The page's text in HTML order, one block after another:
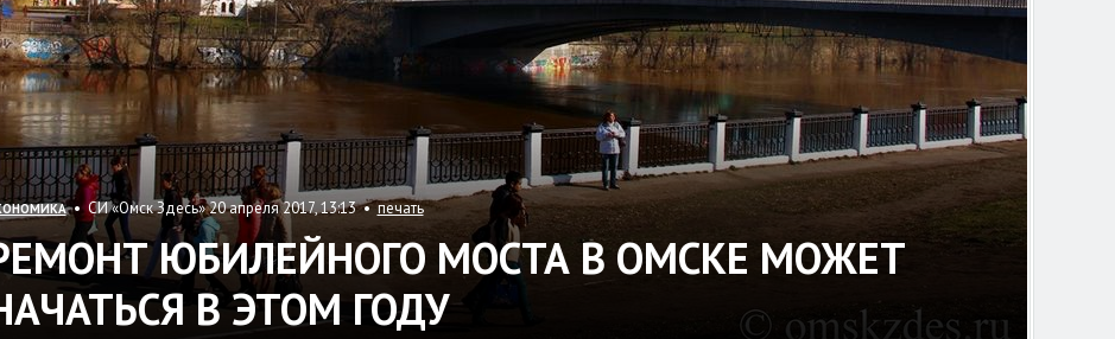
• СИ «Омск Здесь» 20 апреля 2017, 13:13 •печать
ЮБИЛЕЙНОГО МОСТА В ОМСКЕ МОЖЕТ
В ЭТОМ ГОДУ